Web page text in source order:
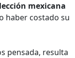
mexicana
haber costado su
pensada, resulta